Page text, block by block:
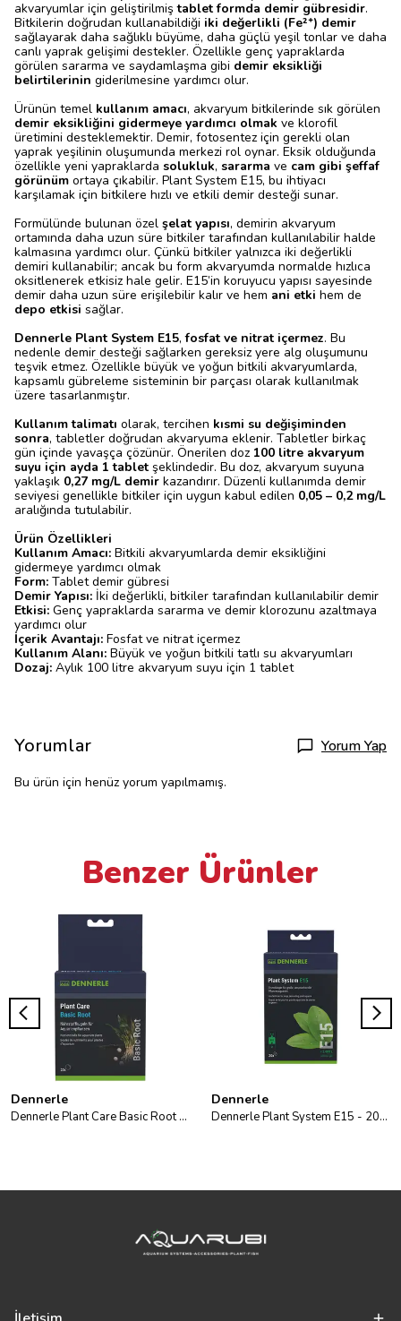
akvaryumlar için geliştirilmiştablet formda demir gübresidir.
Bitkilerin doğrudan kullanabildiği iki değerlikli (Fe²⁺) demir
sağlayarak daha sağlıklı büyüme, daha güçlü yeşil tonlar ve daha
canlı yaprak gelişimi destekler. Özellikle genç yapraklarda
görülen sararma ve saydamlaşma gibi demir eksikliği
belirtilerinin giderilmesine yardımcı olur.
Ürünün temel kullanım amacı, akvaryum bitkilerinde sık görülen
demir eksikliğini gidermeye yardımcı olmak ve klorofil
üretimini desteklemektir. Demir, fotosentez için gerekli olan
yaprak yeşilinin oluşumunda merkezi rol oynar. Eksik olduğunda
özellikle yeni yapraklarda solukluk, sararma ve cam gibi şeffaf
görünüm ortaya çıkabilir. Plant System E15, bu ihtiyacı
karşılamak için bitkilere hızlı ve etkili demir desteği sunar.
Formülünde bulunan özel şelat yapısı, demirin akvaryum
ortamında daha uzun süre bitkiler tarafından kullanılabilir halde
kalmasına yardımcı olur. Çünkü bitkiler yalnızca iki değerlikli
demiri kullanabilir; ancak bu form akvaryumda normalde hızlıca
oksitlenerek etkisiz hale gelir. E15’in koruyucu yapısı sayesinde
demir daha uzun süre erişilebilir kalır ve hem ani etki hem de
depo etkisi sağlar.
Dennerle Plant System E15,fosfat ve nitrat içermez. Bu
nedenle demir desteği sağlarken gereksiz yere alg oluşumunu
teşvik etmez. Özellikle büyük ve yoğun bitkili akvaryumlarda,
kapsamlı gübreleme sisteminin bir parçası olarak kullanılmak
üzere tasarlanmıştır.
Kullanım talimatı olarak, tercihen kısmi su değişiminden
sonra, tabletler doğrudan akvaryuma eklenir. Tabletler birkaç
gün içinde yavaşça çözünür. Önerilen doz 100 litre akvaryum
suyu için ayda 1 tablet şeklindedir. Bu doz, akvaryum suyuna
yaklaşık 0,27 mg/L demir kazandırır. Düzenli kullanımda demir
seviyesi genellikle bitkiler için uygun kabul edilen 0,05 – 0,2 mg/L
aralığında tutulabilir.
Ürün Özellikleri
Kullanım Amacı: Bitkili akvaryumlarda demir eksikliğini
gidermeye yardımcı olmak
Form: Tablet demir gübresi
Demir Yapısı: İki değerlikli, bitkiler tarafından kullanılabilir demir
Etkisi: Genç yapraklarda sararma ve demir klorozunu azaltmaya
yardımcı olur
İçerik Avantajı: Fosfat ve nitrat içermez
Kullanım Alanı: Büyük ve yoğun bitkili tatlı su akvaryumları
Dozaj: Aylık 100 litre akvaryum suyu için 1 tablet
Yorumlar Yorum Yap
Bu ürün için henüz yorum yapılmamış.
Benzer Ürünler
Dennerle
Dennerle Plant Care Basic Root 20
Dennerle
Dennerle Plant System E15 - 20pcs